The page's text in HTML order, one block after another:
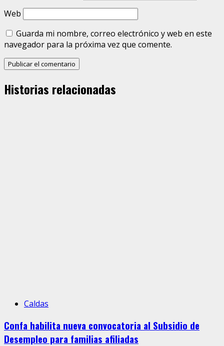
Web
Guarda mi nombre, correo electrónico y web en este
navegador para la próxima vez que comente.
Historias relacionadas
Caldas
Confa habilita nueva convocatoria al Subsidio de
Desempleo para familias afiliadas